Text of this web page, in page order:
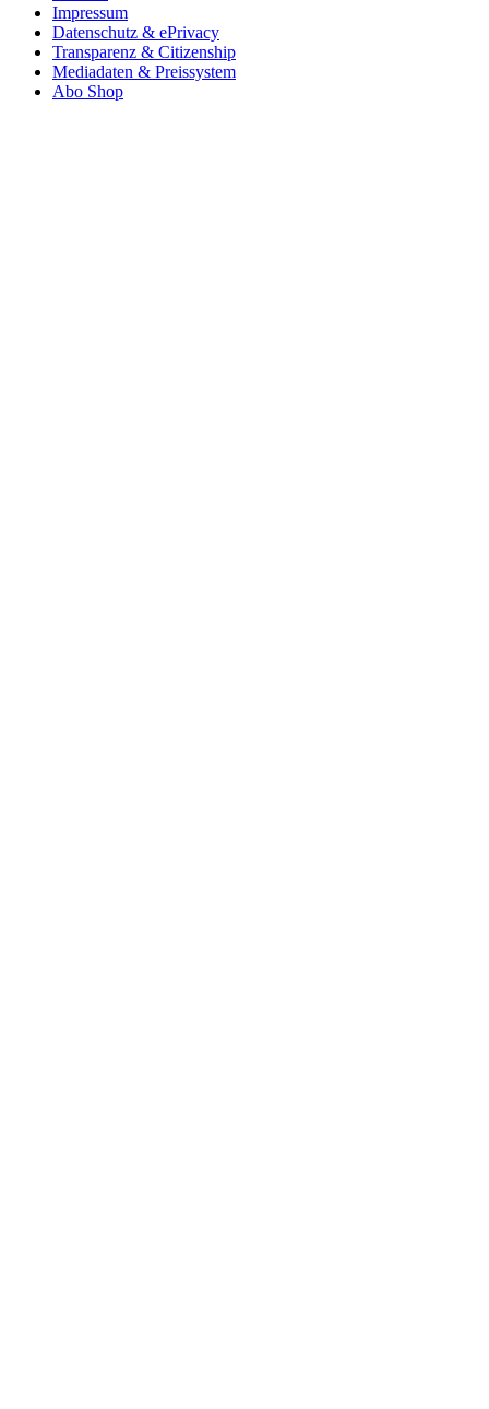
Impressum
Datenschutz & ePrivacy
Transparenz & Citizenship
Mediadaten & Preissystem
Abo Shop